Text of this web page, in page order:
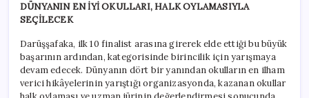
DÜNYANIN EN İYİ OKULLARI, HALK OYLAMASIYLA
SEÇİLECEK
Darüşşafaka, ilk 10 finalist arasına girerek elde ettiği bu büyük
başarının ardından, kategorisinde birincilik için yarışmaya
devam edecek. Dünyanın dört bir yanından okulların en ilham
verici hikâyelerinin yarıştığı organizasyonda, kazanan okullar